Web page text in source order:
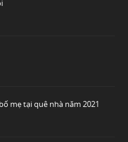
mẹ tại quê nhà năm 2021